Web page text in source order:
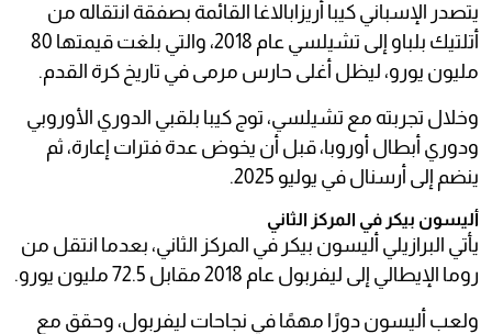
يتصدر الإسباني كيبا أريزابالاغا القائمة بصفقة انتقاله من
أتلتيك بلباو إلى تشيلسي عام 2018، والتي بلغت قيمتها 80
مليون يورو، ليظل أغلى حارس مرمى في تاريخ كرة القدم.
وخلال تجربته مع تشيلسي، توج كيبا بلقبي الدوري الأوروبي
ودوري أبطال أوروبا، قبل أن يخوض عدة فترات إعارة، ثم
ينضم إلى أرسنال في يوليو 2025.
أليسون بيكر في المركز الثاني
يأتي البرازيلي أليسون بيكر في المركز الثاني، بعدما انتقل من
روما الإيطالي إلى ليفربول عام 2018 مقابل 72.5 مليون يورو.
ولعب أليسون دورًا مهمًا في نجاحات ليفربول، وحقق مع